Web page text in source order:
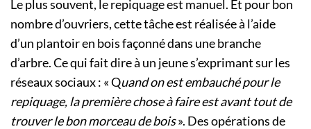
Le plus souvent, le repiquage est manuel. Et pour bon
nombre d’ouvriers, cette tâche est réalisée à l’aide
d’un plantoir en bois façonné dans une branche
d’arbre. Ce qui fait dire à un jeune s’exprimant sur les
réseaux sociaux : « Quand on est embauché pour le
repiquage, la première chose à faire est avant tout de
trouver le bon morceau de bois». Des opérations de